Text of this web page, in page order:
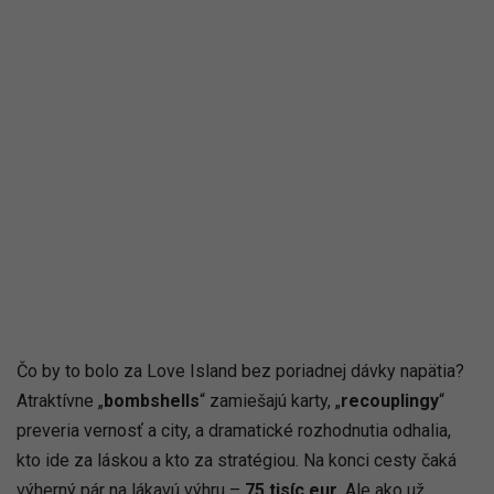
Čo by to bolo za Love Island bez poriadnej dávky napätia?
Atraktívne „bombshells“ zamiešajú karty, „recouplingy“
preveria vernosť a city, a dramatické rozhodnutia odhalia,
kto ide za láskou a kto za stratégiou. Na konci cesty čaká